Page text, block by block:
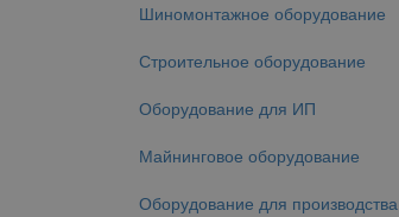
Шиномонтажное оборудование
Строительное оборудование
Оборудование для ИП
Майнинговое оборудование
Оборудование для производства